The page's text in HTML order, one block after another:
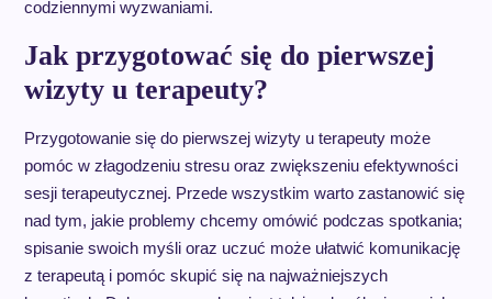
codziennymi wyzwaniami.
Jak przygotować się do pierwszej
wizyty u terapeuty?
Przygotowanie się do pierwszej wizyty u terapeuty może
pomóc w złagodzeniu stresu oraz zwiększeniu efektywności
sesji terapeutycznej. Przede wszystkim warto zastanowić się
nad tym, jakie problemy chcemy omówić podczas spotkania;
spisanie swoich myśli oraz uczuć może ułatwić komunikację
z terapeutą i pomóc skupić się na najważniejszych